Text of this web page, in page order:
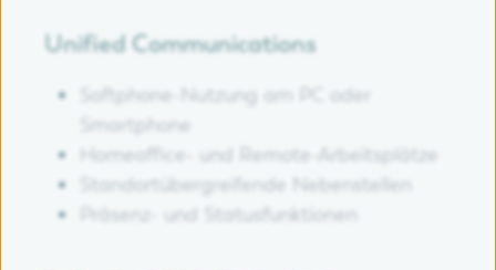
Unified Communications
Softphone-Nutzung am PC oder
Smartphone
Homeoffice- und Remote-Arbeitsplätze
Standortübergreifende Nebenstellen
Präsenz- und Statusfunktionen